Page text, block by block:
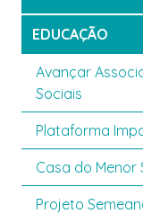
EDUCAÇÃO
Avançar
Sociais
Plataforma
Casa do Menor
Projeto